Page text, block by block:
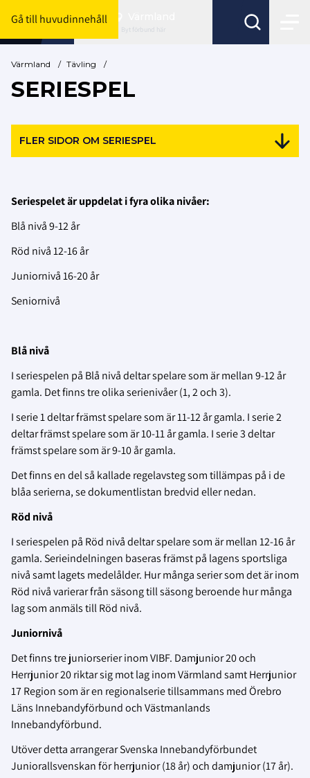
Gå till huvudinnehåll
Byt förbund här
Värmland / Tävling /
SERIESPEL
FLER SIDOR OM SERIESPEL
Seriespelet är uppdelat i fyra olika nivåer:
Blå nivå 9-12 år
Röd nivå 12-16 år
Juniornivå 16-20 år
Seniornivå
Blå nivå
I seriespelen på Blå nivå deltar spelare som är mellan 9-12 år
gamla. Det finns tre olika serienivåer (1, 2 och 3).
I serie 1 deltar främst spelare som är 11-12 år gamla. I serie 2
deltar främst spelare som är 10-11 år gamla. I serie 3 deltar
främst spelare som är 9-10 år gamla.
Det finns en del så kallade regelavsteg som tillämpas på i de
blåa serierna, se dokumentlistan bredvid eller nedan.
Röd nivå
I seriespelen på Röd nivå deltar spelare som är mellan 12-16 år
gamla. Serieindelningen baseras främst på lagens sportsliga
nivå samt lagets medelålder. Hur många serier som det är inom
Röd nivå varierar från säsong till säsong beroende hur många
lag som anmäls till Röd nivå.
Juniornivå
Det finns tre juniorserier inom VIBF. Damjunior 20 och
Herrjunior 20 riktar sig mot lag inom Värmland samt Herrjunior
17 Region som är en regionalserie tillsammans med Örebro
Läns Innebandyförbund och Västmanlands
Innebandyförbund.
Utöver detta arrangerar Svenska Innebandyförbundet
Juniorallsvenskan för herrjunior (18 år) och damjunior (17 år).